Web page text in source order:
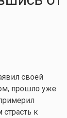
своей
прошло уже
к